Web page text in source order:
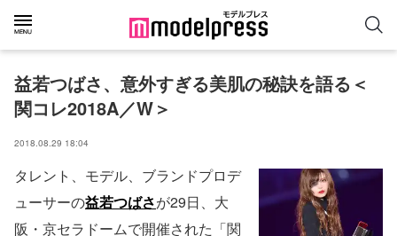
益若つばさ、意外すぎる美肌の秘訣を語る＜
関コレ2018A／W＞
2018.08.29 18:04
タレント、モデル、ブランドプロデ
ューサーの益若つばさが29日、大
阪・京セラドームで開催された「関